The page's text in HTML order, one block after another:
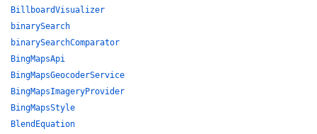
BillboardVisualizer
binarySearch
binarySearchComparator
BingMapsApi
BingMapsGeocoderService
BingMapsImageryProvider
BingMapsStyle
BlendEquation